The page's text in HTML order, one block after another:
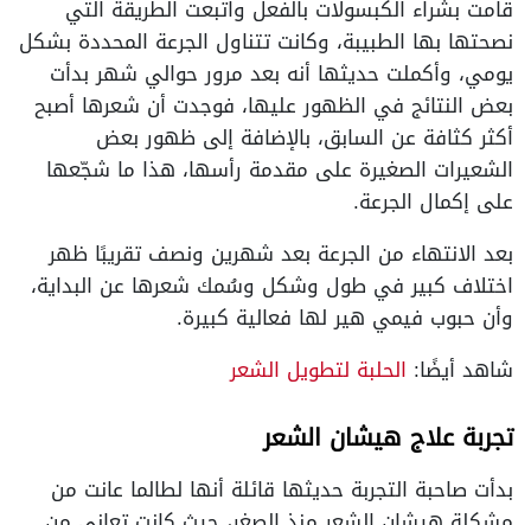
قامت بشراء الكبسولات بالفعل واتبعت الطريقة التي
نصحتها بها الطبيبة، وكانت تتناول الجرعة المحددة بشكل
يومي، وأكملت حديثها أنه بعد مرور حوالي شهر بدأت
بعض النتائج في الظهور عليها، فوجدت أن شعرها أصبح
أكثر كثافة عن السابق، بالإضافة إلى ظهور بعض
الشعيرات الصغيرة على مقدمة رأسها، هذا ما شجّعها
على إكمال الجرعة.
بعد الانتهاء من الجرعة بعد شهرين ونصف تقريبًا ظهر
اختلاف كبير في طول وشكل وسُمك شعرها عن البداية،
وأن حبوب فيمي هير لها فعالية كبيرة.
شاهد أيضًا: الحلبة لتطويل الشعر
تجربة علاج هيشان الشعر
بدأت صاحبة التجربة حديثها قائلة أنها لطالما عانت من